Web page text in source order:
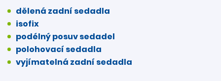
dělená zadní sedadla
isofix
podélný posuv sedadel
polohovací sedadla
vyjímatelná zadní sedadla